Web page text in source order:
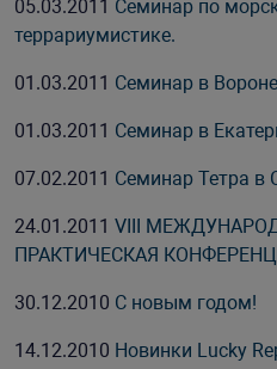
05.03.2011 Семинар по
террариумистике.
01.03.2011 Семинар в
01.03.2011 Семинар в
07.02.2011 Семинар Тетра в
24.01.2011VIII
ПРАКТИЧЕСКАЯ
30.12.2010 С новым годом!
14.12.2010 Новинки Lucky